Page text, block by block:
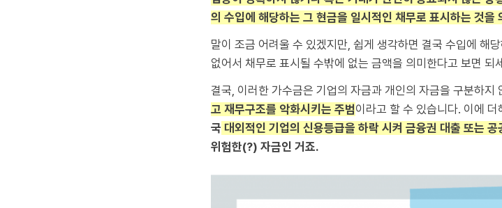
의 수입에 해당하는 그 현금을 일시적인 채무로 표시하는 것을
말이 조금 어려울 수 있겠지만, 쉽게 생각하면 결국 수입에 해
없어서 채무로 표시될 수밖에 없는 금액을 의미한다고 보면 되
결국, 이러한 가수금은 기업의 자금과 개인의 자금을 구분하지
고 재무구조를 악화시키는 주범이라고 할 수 있습니다. 이에 더
국 대외적인 기업의 신용등급을 하락 시켜 금융권 대출 또는
위험한(?) 자금인 거죠.